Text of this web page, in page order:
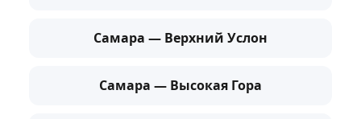
Самара — Верхний Услон
Самара — Высокая Гора